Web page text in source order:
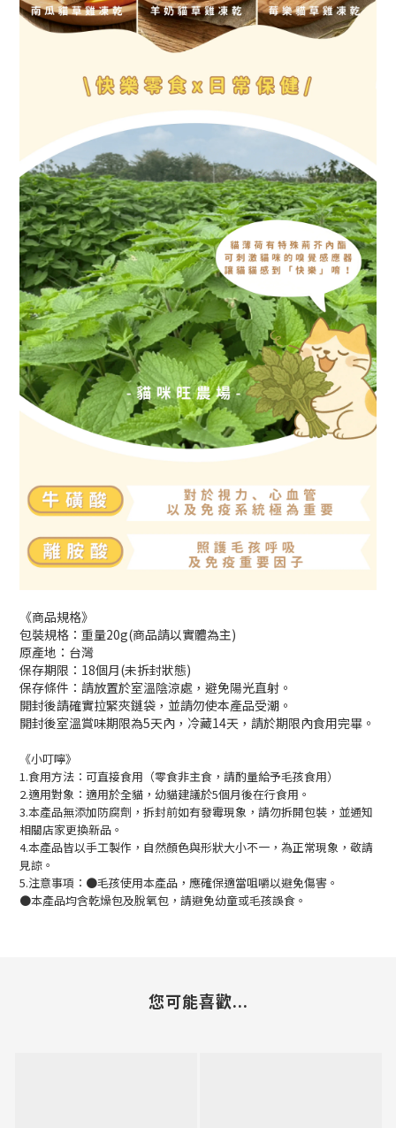
《商品規格》
包裝規格：重量20g(商品請以實體為主)
原產地：台灣
保存期限：18個月(未拆封狀態)
保存條件：請放置於室溫陰涼處，避免陽光直射。
開封後請確實拉緊夾鏈袋，並請勿使本產品受潮。
開封後室溫賞味期限為5天內，冷藏14天，請於期限內食用完畢。
《小叮嚀》
1.食用方法：可直接食用（零食非主食，請酌量給予毛孩食用）
2.適用對象：適用於全貓，幼貓建議於5個月後在行食用。
3.本產品無添加防腐劑，拆封前如有發霉現象，請勿拆開包裝，並通知
相關店家更換新品。
4.本產品皆以手工製作，自然顏色與形狀大小不一，為正常現象，敬請
見諒。
5.注意事項：●毛孩使用本產品，應確保適當咀嚼以避免傷害。
●本產品均含乾燥包及脫氧包，請避免幼童或毛孩誤食。
您可能喜歡...